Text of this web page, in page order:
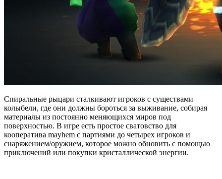
Спиральные рыцари сталкивают игроков с существами
колыбели, где они должны бороться за выживание, собирая
материалы из постоянно меняющихся миров под
поверхностью. В игре есть простое сватовство для
кооператива mayhem с партиями до четырех игроков и
снаряжением/оружием, которое можно обновить с помощью
приключений или покупки кристаллической энергии.